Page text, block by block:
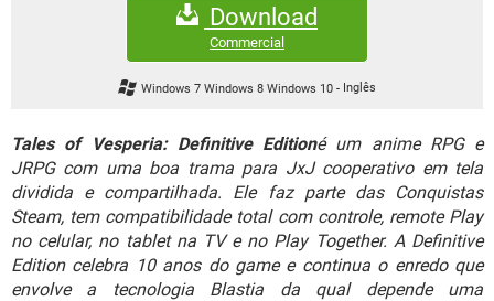
GMAIL
FACEBOOK
EXCEL
GMAIL
WHATSAPP
INSTAGRAM GMAIL
GUIA DE COMPRAS
Download
Commercial
Windows 7 Windows 8 Windows 10 - Inglês
Tales of Vesperia: Definitive Editioné um anime RPG e
JRPG com uma boa trama para JxJ cooperativo em tela
dividida e compartilhada. Ele faz parte das Conquistas
Steam, tem compatibilidade total com controle, remote Play
no celular, no tablet na TV e no Play Together. A Definitive
Edition celebra 10 anos do game e continua o enredo que
envolve a tecnologia Blastia da qual depende uma